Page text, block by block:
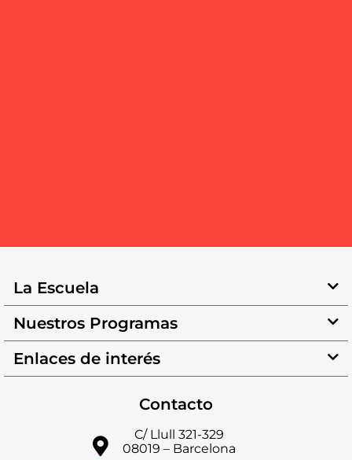
La Escuela
Nuestros Programas
Enlaces de interés
Contacto
C/ Llull 321-329
08019 – Barcelona